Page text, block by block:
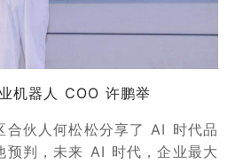
机器人 COO 许鹏举
合伙人何松松分享了 AI 时代品
预判，未来 AI 时代，企业最大